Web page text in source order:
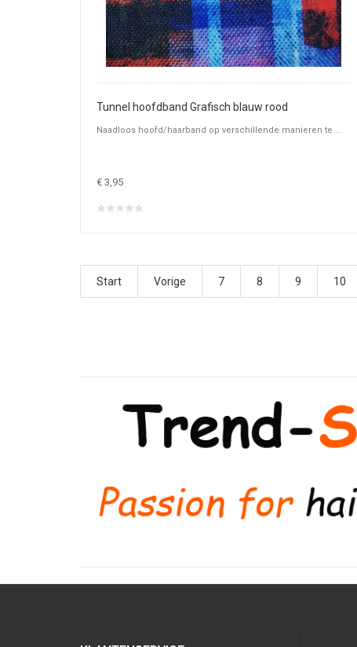
Tunnel hoofdband Grafisch blauw rood
Naadloos hoofd/haarband op verschillende manieren te ...
€ 3,95
Start Vorige 7 8 9 10